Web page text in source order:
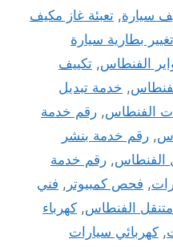
سيارة, تعبئة غاز مكيف
تغيير بطارية سيارة
الفنطاس, تكييف
, خدمة تبديل
الفنطاس, رقم خدمة
, رقم خدمة بنشر
الفنطاس, رقم خدمة
, فحص كمبيوتر , فني
الفنطاس, كهرباء
, كهربائي سيارات